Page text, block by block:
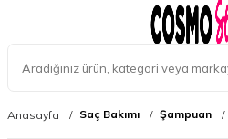
Anasayfa Saç Bakımı Şampuan